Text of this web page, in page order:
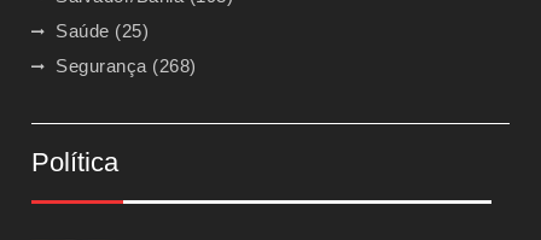
Saúde (25)
Segurança (268)
Política